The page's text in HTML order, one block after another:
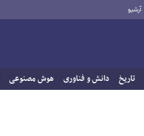
آرشیو
تاریخ دانش و فناوری هوش مصنوعی